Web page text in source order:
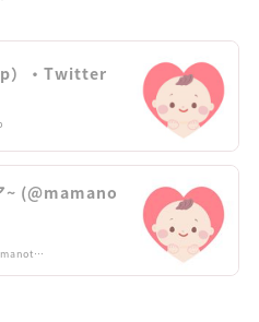
）・Twitter
~ (@mamano